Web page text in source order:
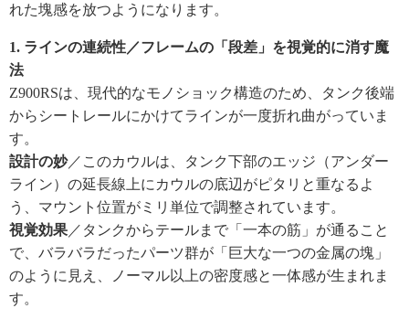
れた塊感を放つようになります。
1. ラインの連続性／フレームの「段差」を視覚的に消す魔
法
Z900RSは、現代的なモノショック構造のため、タンク後端
からシートレールにかけてラインが一度折れ曲がっていま
す。
設計の妙／このカウルは、タンク下部のエッジ（アンダー
ライン）の延長線上にカウルの底辺がピタリと重なるよ
う、マウント位置がミリ単位で調整されています。
視覚効果 ／タンクからテールまで「一本の筋」が通ること
で、バラバラだったパーツ群が「巨大な一つの金属の塊」
のように見え、ノーマル以上の密度感と一体感が生まれま
す。